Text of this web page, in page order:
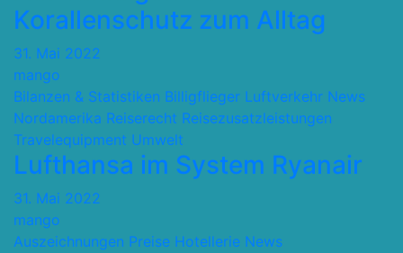
Korallenschutz zum Alltag
31. Mai 2022
mango
Bilanzen & Statistiken Billigflieger Luftverkehr News
Nordamerika Reiserecht Reisezusatzleistungen
Travelequipment Umwelt
Lufthansa im System Ryanair
31. Mai 2022
mango
Auszeichnungen Preise Hotellerie News